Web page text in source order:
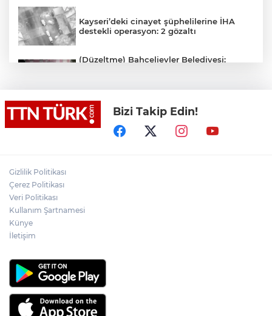
Kayseri’deki cinayet şüphelilerine İHA
destekli operasyon: 2 gözaltı
(Düzeltme) Bahçelievler Belediyesi:
bir can kaybı veya yaralanma
Adalet Bakanı Gürlek eski Özel Harekat
Başkanı Behçet Oktay’ın yakınlarını
Bakan Yumaklı: "İspanya’da
Bizi Takip Edin!
Gizlilik Politikası
Çerez Politikası
Veri Politikası
Kullanım Şartnamesi
Künye
İletişim